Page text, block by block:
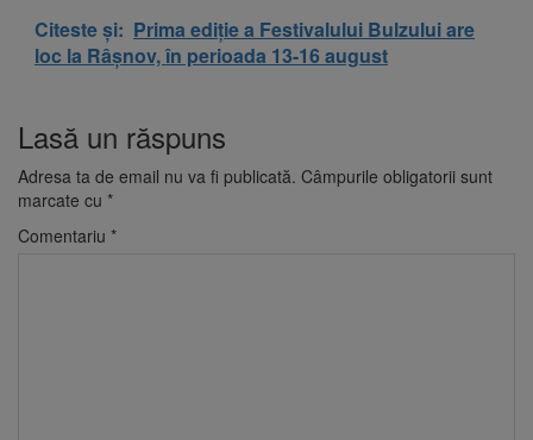
Citeste și: Prima ediție a Festivalului Bulzului are
loc la Râșnov, în perioada 13-16 august
Lasă un răspuns
Adresa ta de email nu va fi publicată. Câmpurile obligatorii sunt
marcate cu *
Comentariu *